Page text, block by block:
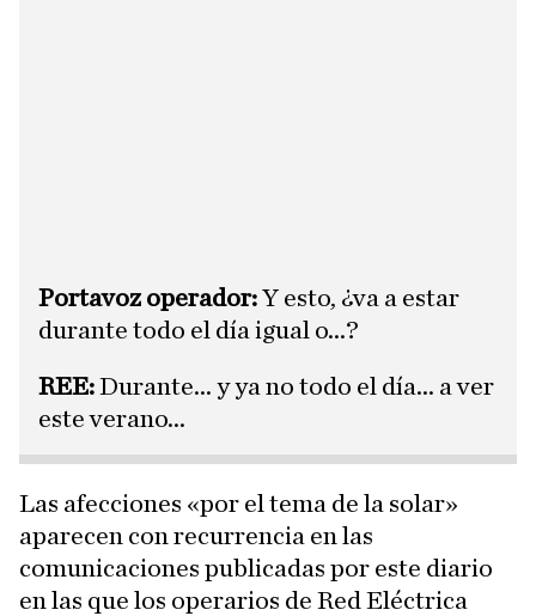
​Portavoz operador:Y esto, ¿va a estar
durante todo el día igual o...?
REE:Durante... y ya no todo el día... a ver
este verano...
Las afecciones «por el tema de la solar»
aparecen con recurrencia en las
comunicaciones publicadas por este diario
en las que los operarios de Red Eléctrica